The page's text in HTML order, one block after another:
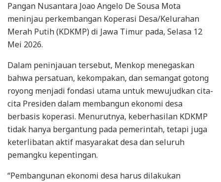
Pangan Nusantara Joao Angelo De Sousa Mota
meninjau perkembangan Koperasi Desa/Kelurahan
Merah Putih (KDKMP) di Jawa Timur pada, Selasa 12
Mei 2026.
Dalam peninjauan tersebut, Menkop menegaskan
bahwa persatuan, kekompakan, dan semangat gotong
royong menjadi fondasi utama untuk mewujudkan cita-
cita Presiden dalam membangun ekonomi desa
berbasis koperasi. Menurutnya, keberhasilan KDKMP
tidak hanya bergantung pada pemerintah, tetapi juga
keterlibatan aktif masyarakat desa dan seluruh
pemangku kepentingan.
“Pembangunan ekonomi desa harus dilakukan